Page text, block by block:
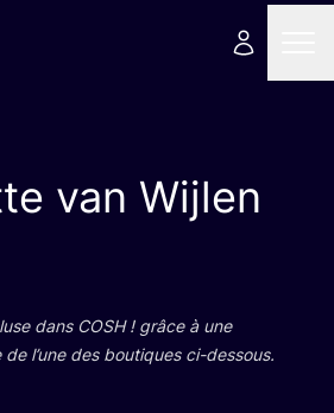
van Wijlen
dans COSH! grâce à une
l’une des bou­tiques ci-dessous.